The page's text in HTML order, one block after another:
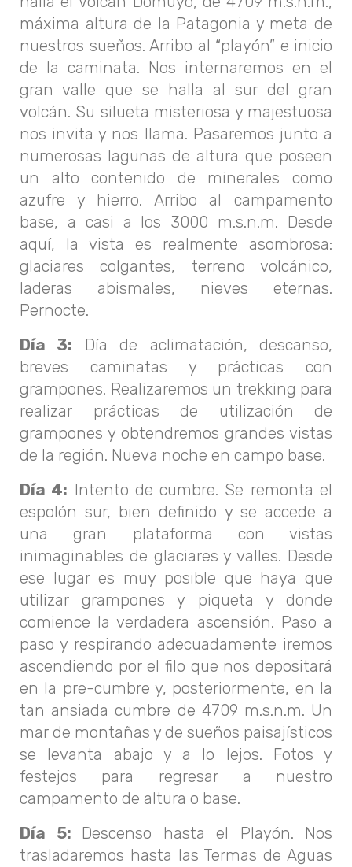
máxima altura de la Patagonia y meta de
nuestros sueños. Arribo al “playón” e inicio
de la caminata. Nos internaremos en el
gran valle que se halla al sur del gran
volcán. Su silueta misteriosa y majestuosa
nos invita y nos llama. Pasaremos junto a
numerosas lagunas de altura que poseen
un alto contenido de minerales como
azufre y hierro. Arribo al campamento
base, a casi a los 3000 m.s.n.m. Desde
aquí, la vista es realmente asombrosa:
glaciares colgantes, terreno volcánico,
laderas abismales, nieves eternas.
Pernocte.
Día 3: Día de aclimatación, descanso,
breves caminatas y prácticas con
grampones. Realizaremos un trekking para
realizar prácticas de utilización de
grampones y obtendremos grandes vistas
de la región. Nueva noche en campo base.
Día 4: Intento de cumbre. Se remonta el
espolón sur, bien definido y se accede a
una gran plataforma con vistas
inimaginables de glaciares y valles. Desde
ese lugar es muy posible que haya que
utilizar grampones y piqueta y donde
comience la verdadera ascensión. Paso a
paso y respirando adecuadamente iremos
ascendiendo por el filo que nos depositará
en la pre-cumbre y, posteriormente, en la
tan ansiada cumbre de 4709 m.s.n.m. Un
mar de montañas y de sueños paisajísticos
se levanta abajo y a lo lejos. Fotos y
festejos para regresar a nuestro
campamento de altura o base.
Día 5: Descenso hasta el Playón. Nos
trasladaremos hasta las Termas de Aguas